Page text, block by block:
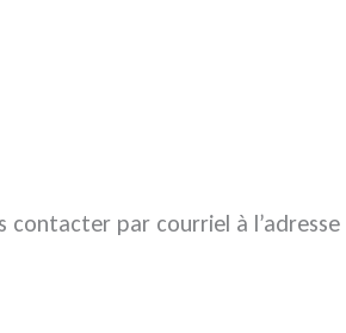
contacter par courriel à l’adresse